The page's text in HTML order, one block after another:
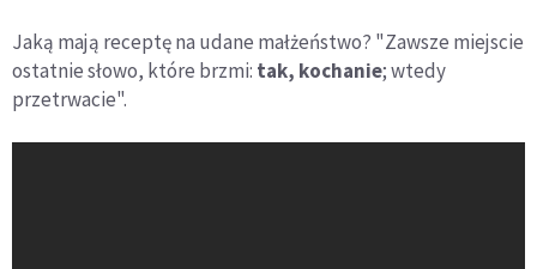
Jaką mają receptę na udane małżeństwo? "Zawsze miejscie
ostatnie słowo, które brzmi: tak, kochanie; wtedy
przetrwacie".